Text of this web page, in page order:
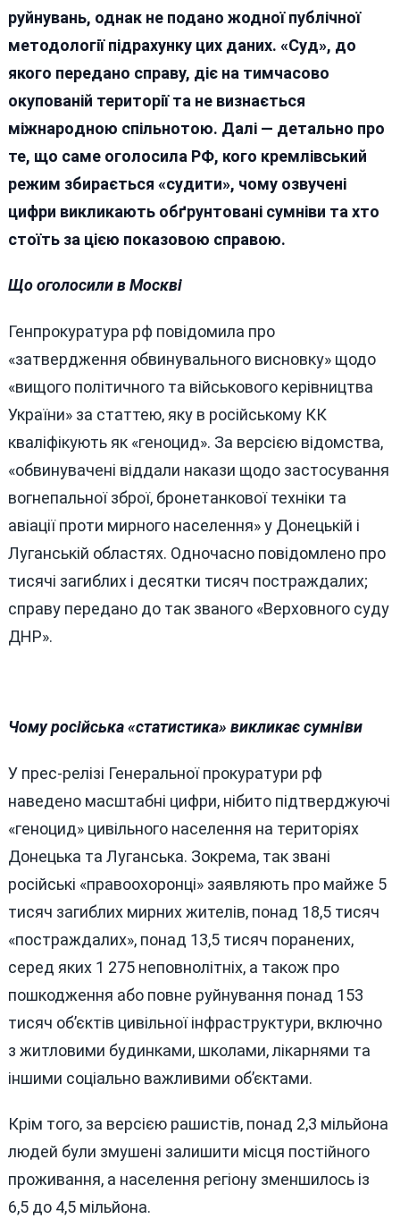
руйнувань, однак не подано жодної публічної
методології підрахунку цих даних. «Суд», до
якого передано справу, діє на тимчасово
окупованій території та не визнається
міжнародною спільнотою. Далі — детально про
те, що саме оголосила РФ, кого кремлівський
режим збирається «судити», чому озвучені
цифри викликають обґрунтовані сумніви та хто
стоїть за цією показовою справою.
Що оголосили в Москві
Генпрокуратура рф повідомила про
«затвердження обвинувального висновку» щодо
«вищого політичного та військового керівництва
України» за статтею, яку в російському КК
кваліфікують як «геноцид». За версією відомства,
«обвинувачені віддали накази щодо застосування
вогнепальної зброї, бронетанкової техніки та
авіації проти мирного населення» у Донецькій і
Луганській областях. Одночасно повідомлено про
тисячі загиблих і десятки тисяч постраждалих;
справу передано до так званого «Верховного суду
ДНР».
Чому російська «статистика» викликає сумніви
У прес‑релізі Генеральної прокуратури рф
наведено масштабні цифри, нібито підтверджуючі
«геноцид» цивільного населення на територіях
Донецька та Луганська. Зокрема, так звані
російські «правоохоронці» заявляють про майже 5
тисяч загиблих мирних жителів, понад 18,5 тисяч
«постраждалих», понад 13,5 тисяч поранених,
серед яких 1 275 неповнолітніх, а також про
пошкодження або повне руйнування понад 153
тисяч об’єктів цивільної інфраструктури, включно
з житловими будинками, школами, лікарнями та
іншими соціально важливими об’єктами.
Крім того, за версією рашистів, понад 2,3 мільйона
людей були змушені залишити місця постійного
проживання, а населення регіону зменшилось із
6,5 до 4,5 мільйона.